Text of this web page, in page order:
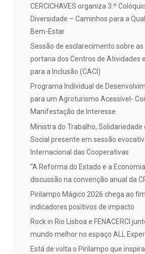
CERCICHAVES organiza 3.º
Diversidade – Caminhos para a
Bem-Estar
Sessão de esclarecimento sobre
portaria dos Centros de Atividades
para a Inclusão (CACI)
Programa Individual de
para um Agroturismo Acessível-
Manifestação de Interesse
Ministra do Trabalho, Solidariedade
Social presente em sessão
Internacional das Cooperativas
“A Reforma do Estado e a
discussão na convenção anual da
Pirilampo Mágico 2026 chega ao
indicadores positivos de impacto
Rock in Rio Lisboa e FENACERCI
mundo melhor no espaço ALL
Está de volta o Pirilampo que